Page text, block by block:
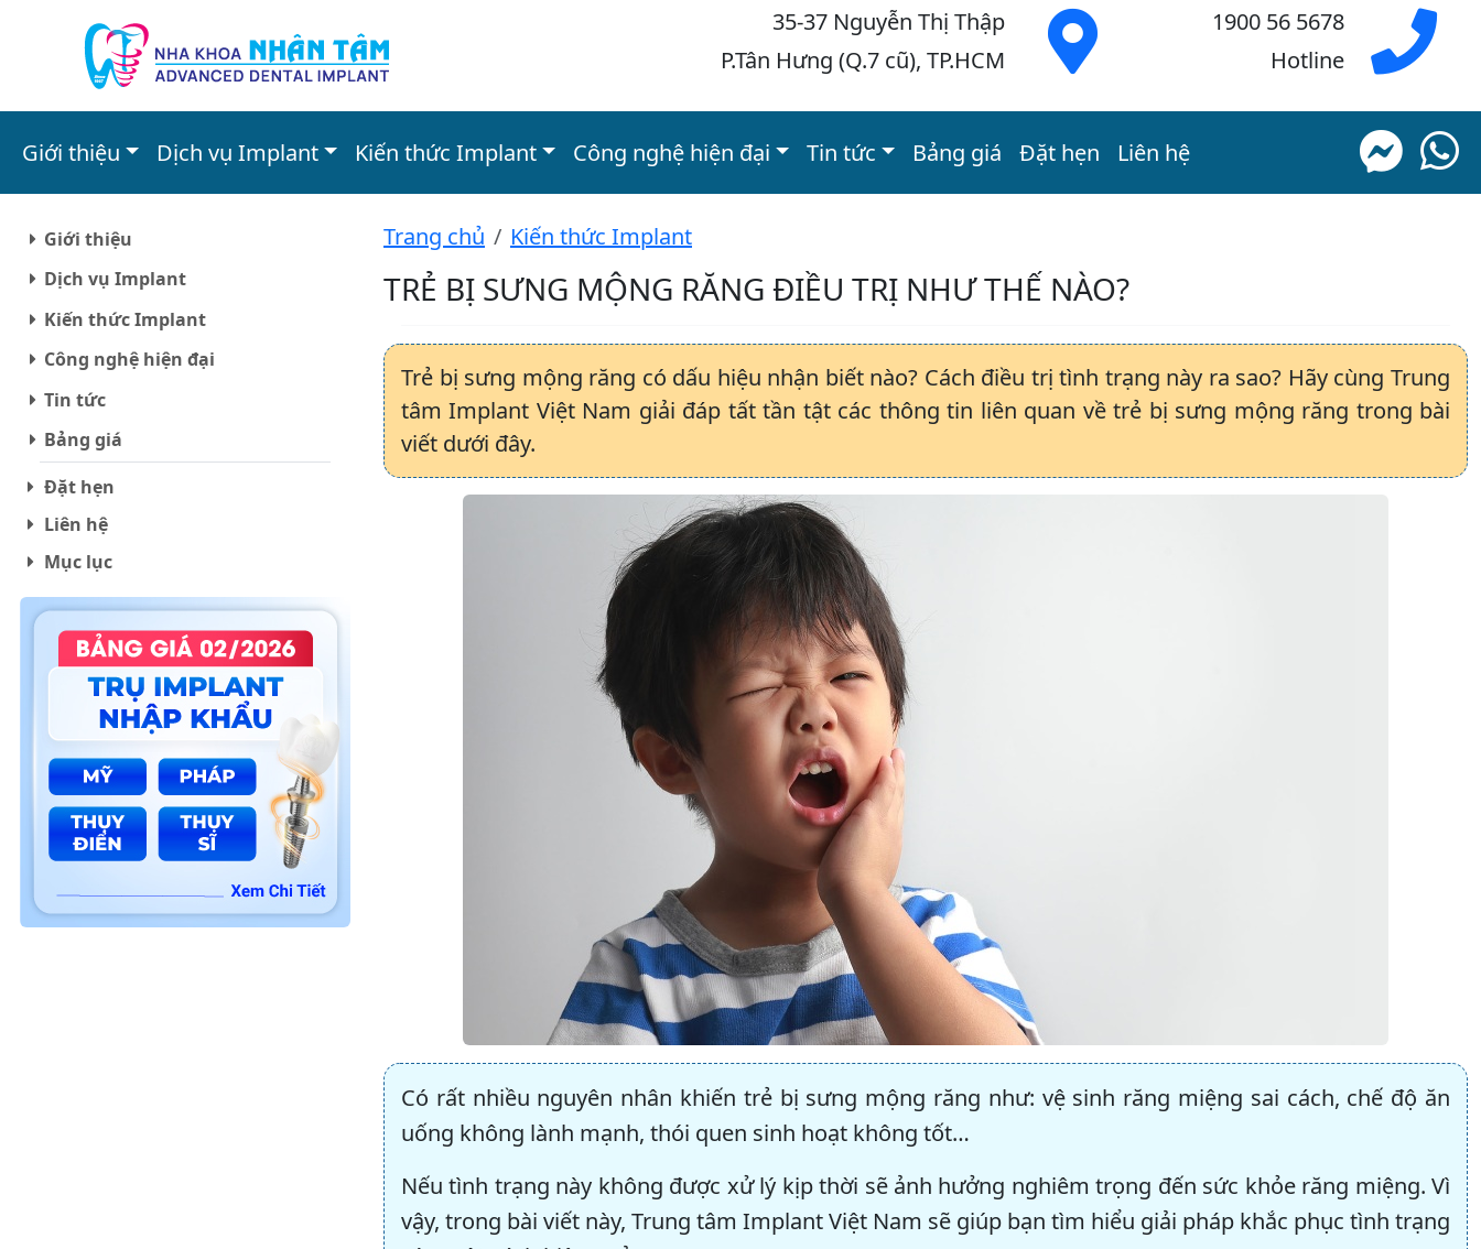
35-37 Nguyễn Thị Thập
P.Tân Hưng (Q.7 cũ), TP.HCM
1900 56 5678
Hotline
Giới thiệu Dịch vụ Implant Kiến thức Implant Công nghệ hiện đại Tin tức Bảng giá Đặt hẹn Liên hệ
Giới thiệu
Dịch vụ Implant
Kiến thức Implant
Công nghệ hiện đại
Tin tức
Bảng giá
Đặt hẹn
Liên hệ
Mục lục
Trang chủ Kiến thức Implant
TRẺ BỊ SƯNG MỘNG RĂNG ĐIỀU TRỊ NHƯ THẾ NÀO?
Trẻ bị sưng mộng răng có dấu hiệu nhận biết nào? Cách điều trị tình trạng này ra sao? Hãy cùng Trung
tâm Implant Việt Nam giải đáp tất tần tật các thông tin liên quan về trẻ bị sưng mộng răng trong bài
viết dưới đây.
Có rất nhiều nguyên nhân khiến trẻ bị sưng mộng răng như: vệ sinh răng miệng sai cách, chế độ ăn
uống không lành mạnh, thói quen sinh hoạt không tốt…
Nếu tình trạng này không được xử lý kịp thời sẽ ảnh hưởng nghiêm trọng đến sức khỏe răng miệng. Vì
vậy, trong bài viết này, Trung tâm Implant Việt Nam sẽ giúp bạn tìm hiểu giải pháp khắc phục tình trạng